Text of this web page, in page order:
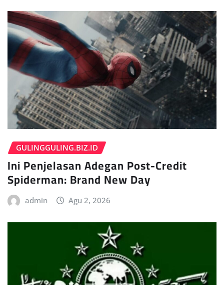
GULINGGULING.BIZ.ID
Ini Penjelasan Adegan Post-Credit
Spiderman: Brand New Day
admin Agu 2, 2026